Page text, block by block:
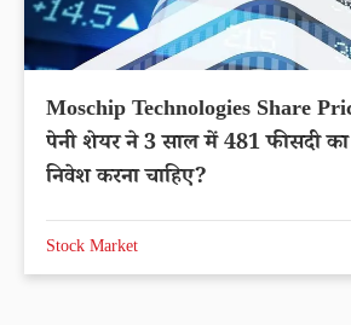
Moschip Technologies Share
पेनी शेयर ने 3 साल में 481 फीसदी का
निवेश करना चाहिए?
Stock Market